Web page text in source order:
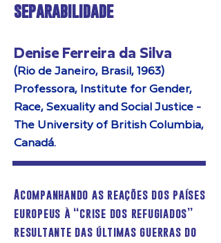
separabilidade
Denise Ferreira da Silva
(Rio de Janeiro, Brasil, 1963)
Professora, Institute for Gender,
Race, Sexuality and Social Justice -
The University of British Columbia,
Canadá.
Acompanhando as reações dos países
europeus à “crise dos refugiados”
resultante das últimas guerras do